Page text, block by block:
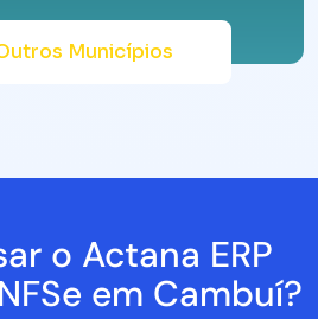
Municípios
o Actana ERP
em Cambuí?